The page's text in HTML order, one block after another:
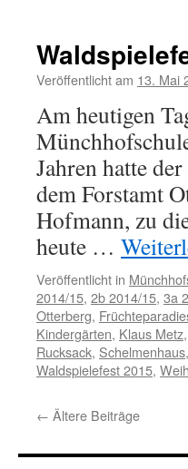
Veröffentlicht am 13. Mai
Am heutigen
Jahren hatte
dem Forstamt
Hofmann, zu
heute …
Veröffentlicht in
2014/15, 2b 2014/15, 3a
Otterberg,
Kindergärten, Klaus Metz,
Rucksack, Schelmenhaus,
Waldspielefest 2015,
← Ältere Beiträge